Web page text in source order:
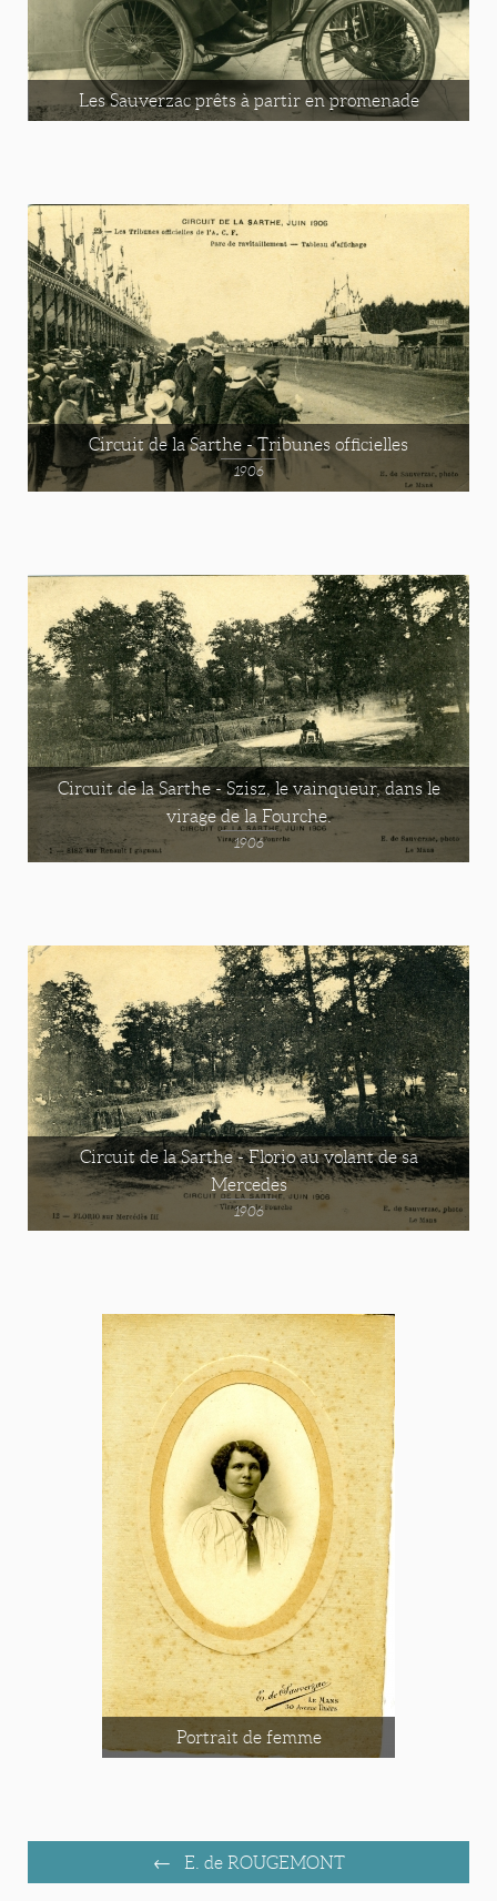
Les Sauverzac prêts à partir en promenade
Circuit de la Sarthe - Tribunes officielles
1906
Circuit de la Sarthe - Szisz, le vainqueur, dans le
virage de la Fourche.
1906
Circuit de la Sarthe - Florio au volant de sa
Mercedes
1906
Portrait de femme
E. de ROUGEMONT